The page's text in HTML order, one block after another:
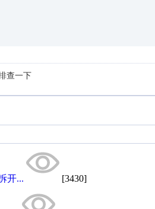
查一下
开... [3430]